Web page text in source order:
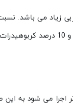
زیاد می باشد.
اجرا می شود به